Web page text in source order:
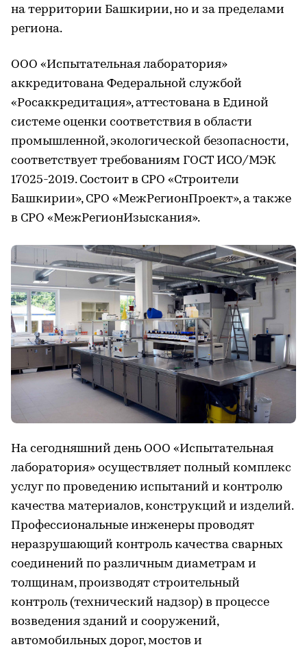
на территории Башкирии, но и за пределами
региона.
ООО «Испытательная лаборатория»
аккредитована Федеральной службой
«Росаккредитация», аттестована в Единой
системе оценки соответствия в области
промышленной, экологической безопасности,
соответствует требованиям ГОСТ ИСО/МЭК
17025-2019. Состоит в СРО «Строители
Башкирии», СРО «МежРегионПроект», а также
в СРО «МежРегионИзыскания».
На сегодняшний день ООО «Испытательная
лаборатория» осуществляет полный комплекс
услуг по проведению испытаний и контролю
качества материалов, конструкций и изделий.
Профессиональные инженеры проводят
неразрушающий контроль качества сварных
соединений по различным диаметрам и
толщинам, производят строительный
контроль (технический надзор) в процессе
возведения зданий и сооружений,
автомобильных дорог, мостов и